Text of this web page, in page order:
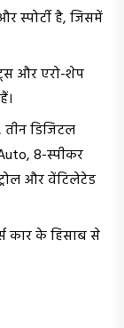
स्पोर्टी है, जिसमें
और एरो-शेप
डिजिटल
8-स्पीकर
और वेंटिलेटेड
कार के हिसाब से